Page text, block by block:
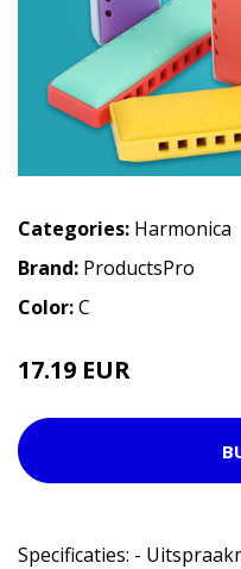
Categories: Harmonica
Brand: ProductsPro
Color:C
17.19 EUR
Specificaties: -